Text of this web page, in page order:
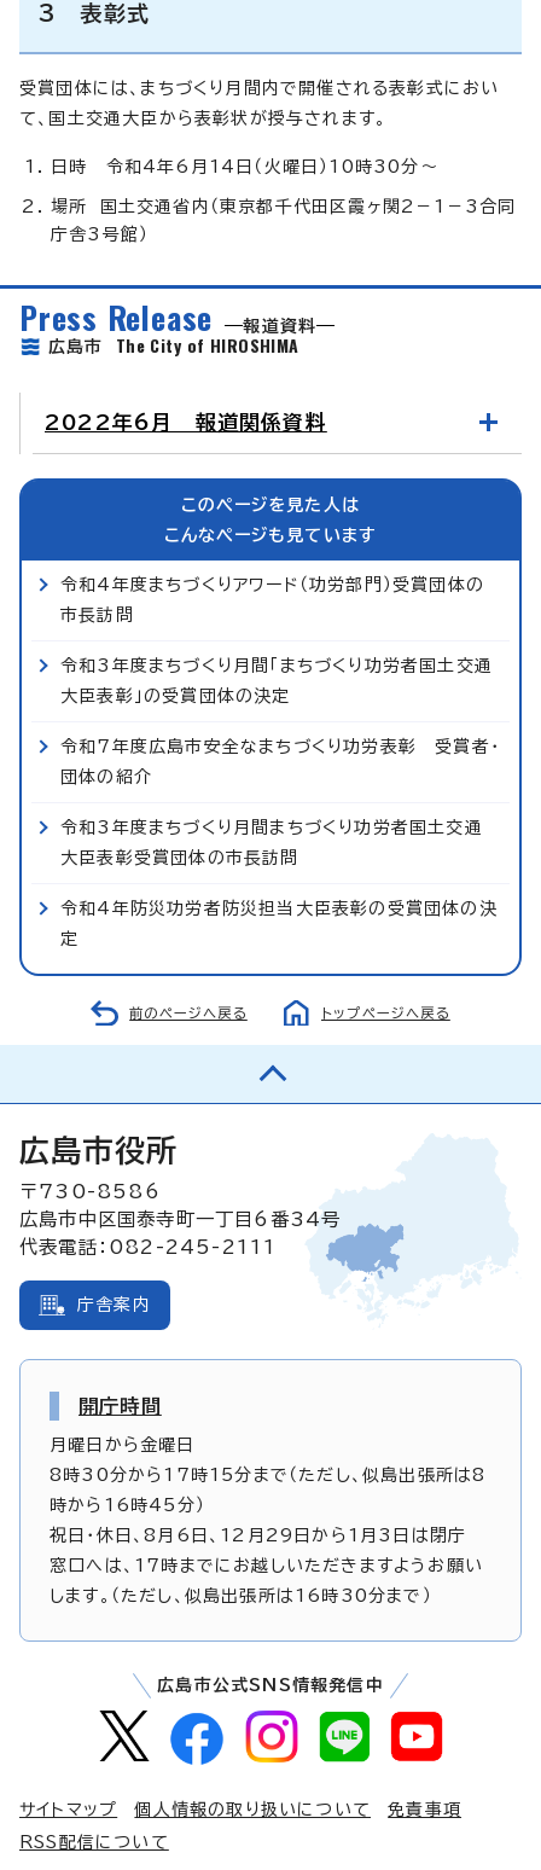
3 表彰式
受賞団体には、まちづくり月間内で開催される表彰式におい
て、国土交通大臣から表彰状が授与されます。
日時 令和4年6月14日（火曜日）10時30分～
場所 国土交通省内（東京都千代田区霞ヶ関2－1－3合同
庁舎3号館）
Press Release
報道資料
広島市 The City of HIROSHIMA
2022年6月 報道関係資料
このページを見た人は
こんなページも見ています
令和4年度まちづくりアワード（功労部門）受賞団体の
市長訪問
令和3年度まちづくり月間「まちづくり功労者国土交通
大臣表彰」の受賞団体の決定
令和7年度広島市安全なまちづくり功労表彰 受賞者・
団体の紹介
令和3年度まちづくり月間まちづくり功労者国土交通
大臣表彰受賞団体の市長訪問
令和4年防災功労者防災担当大臣表彰の受賞団体の決
定
前のページへ戻る トップページへ戻る
広島市役所
〒730-8586
広島市中区国泰寺町一丁目6番34号
代表電話：082-245-2111
庁舎案内
開庁時間
月曜日から金曜日
8時30分から17時15分まで（ただし、似島出張所は8
時から16時45分）
祝日・休日、8月6日、12月29日から1月3日は閉庁
窓口へは、17時までにお越しいただきますようお願い
します。（ただし、似島出張所は16時30分まで）
広島市公式SNS情報発信中
サイトマップ 個人情報の取り扱いについて
免責事項
RSS配信について